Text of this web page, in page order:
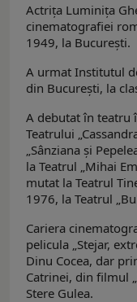
Actriţa Luminiţa
cinematografiei
1949, la București.
A urmat Institutul
din București, la
A debutat în teatru
Teatrului
„Sânziana și
la Teatrul „Mihai
mutat la Teatrul
1976, la Teatrul
Cariera
pelicula „Stejar,
Dinu Cocea, dar
Catrinei, din filmul
Stere Gulea.